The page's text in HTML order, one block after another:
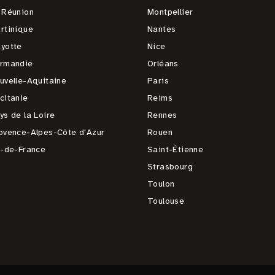
Aquitaine
de la Loire
Alpes-Côte d'Azur
de-France
Montpellier
Nantes
Nice
Orléans
Paris
Reims
Rennes
Rouen
Saint-Étienne
Strasbourg
Toulon
Toulouse